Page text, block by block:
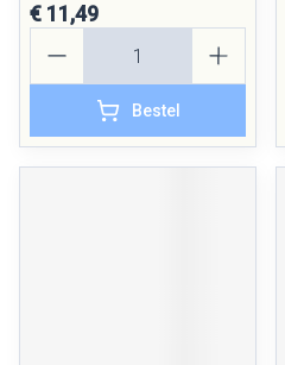
€ 11,49
Bestel